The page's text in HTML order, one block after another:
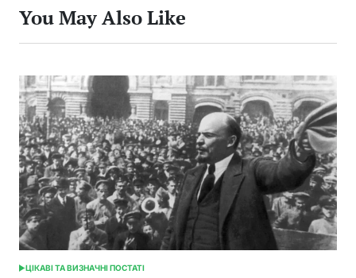
You May Also Like
POSTED
ЦІКАВІ ТА ВИЗНАЧНІ ПОСТАТІ